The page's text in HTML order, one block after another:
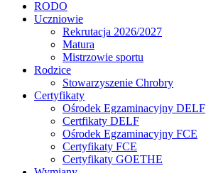
RODO
Uczniowie
Rekrutacja 2026/2027
Matura
Mistrzowie sportu
Rodzice
Stowarzyszenie Chrobry
Certyfikaty
Ośrodek Egzaminacyjny DELF
Certfikaty DELF
Ośrodek Egzaminacyjny FCE
Certyfikaty FCE
Certyfikaty GOETHE